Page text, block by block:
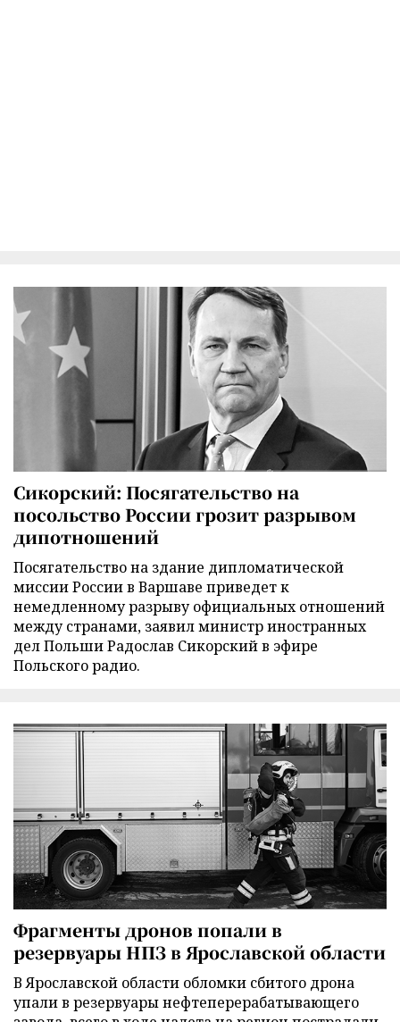
Сикорский: Посягательство на
посольство России грозит разрывом
дипотношений
Посягательство на здание дипломатической
миссии России в Варшаве приведет к
немедленному разрыву официальных отношений
между странами, заявил министр иностранных
дел Польши Радослав Сикорский в эфире
Польского радио.
Фрагменты дронов попали в
резервуары НПЗ в Ярославской области
В Ярославской области обломки сбитого дрона
упали в резервуары нефтеперерабатывающего